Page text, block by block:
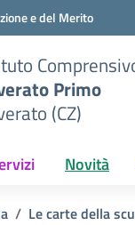
e del Merito
Primo
(CZ)
Novità
Le carte della